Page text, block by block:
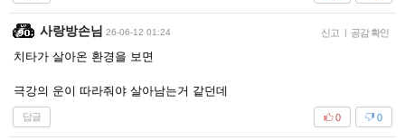
사랑방손님 26-06-12 01:24 신고 | 공감 확인
치타가 살아온 환경을 보면
극강의 운이 따라줘야 살아남는거 같던데
답글 0
0